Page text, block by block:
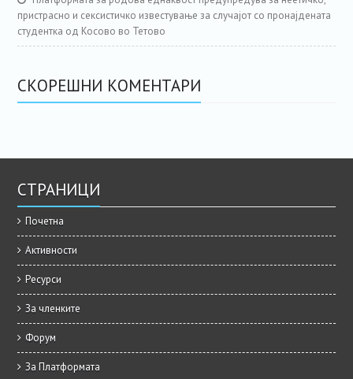
пристрасно и сексистичко известување за случајот со пронајдената
студентка од Косово во Тетово
СКОРЕШНИ КОМЕНТАРИ
СТРАНИЦИ
Почетна
Активности
Ресурси
За членките
Форум
За Платформата